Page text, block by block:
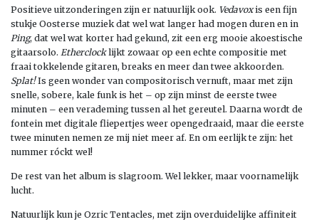
Positieve uitzonderingen zijn er natuurlijk ook. Vedavoxis een fijn
stukje Oosterse muziek dat wel wat langer had mogen duren en in
Ping, dat wel wat korter had gekund, zit een erg mooie akoestische
gitaarsolo. Etherclocklijkt zowaar op een echte compositie met
fraai tokkelende gitaren, breaks en meer dan twee akkoorden.
Splat!Is geen wonder van compositorisch vernuft, maar met zijn
snelle, sobere, kale funk is het – op zijn minst de eerste twee
minuten – een verademing tussen al het gereutel. Daarna wordt de
fontein met digitale fliepertjes weer opengedraaid, maar die eerste
twee minuten nemen ze mij niet meer af. En om eerlijk te zijn: het
nummer róckt wel!
De rest van het album is slagroom. Wel lekker, maar voornamelijk
lucht.
Natuurlijk kun je Ozric Tentacles, met zijn overduidelijke affiniteit